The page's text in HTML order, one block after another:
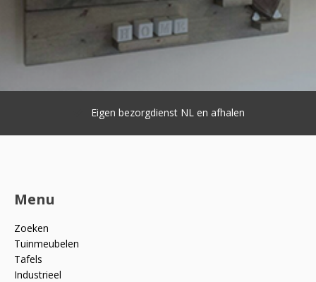
Eigen bezorgdienst NL en afhalen
Menu
Zoeken
Tuinmeubelen
Tafels
Industrieel